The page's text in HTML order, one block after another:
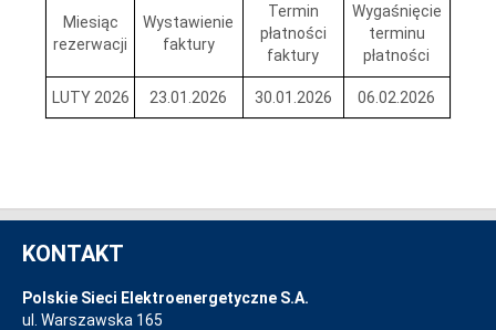
Miesiąc
rezerwacji
Wystawienie
faktury
Termin
płatności
faktury
Wygaśnięcie
terminu
płatności
LUTY 2026 23.01.2026 30.01.2026 06.02.2026
KONTAKT
Polskie Sieci Elektroenergetyczne S.A.
ul. Warszawska 165